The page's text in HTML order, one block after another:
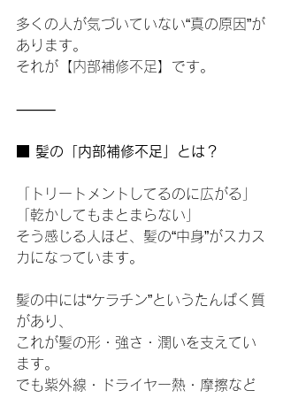
多くの人が気づいていない“真の原因”が
あります。
それが【内部補修不足】です。
⸻
■ 髪の「内部補修不足」とは？
「トリートメントしてるのに広がる」
「乾かしてもまとまらない」
そう感じる人ほど、髪の“中身”がスカス
カになっています。
髪の中には“ケラチン”というたんぱく質
があり、
これが髪の形・強さ・潤いを支えてい
ます。
でも紫外線・ドライヤー熱・摩擦など